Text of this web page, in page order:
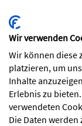
Wir verwenden
Wir können diese
platzieren, um
Inhalte
Erlebnis zu
verwendeten
Die Daten
AGL im
Zahlen,